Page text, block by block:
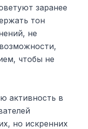
заранее
тон
не
чтобы не
активность в
но искренних